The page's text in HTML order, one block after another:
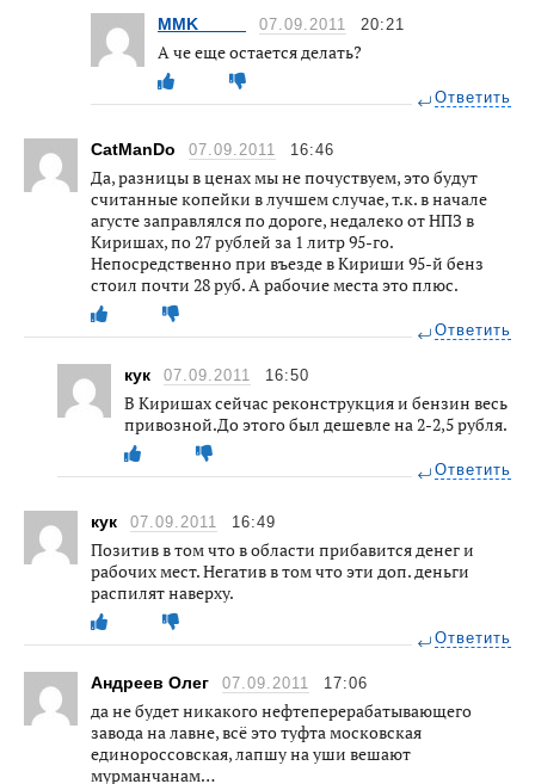
MMK_____ 07.09.2011 20:21
А че еще остается делать?
Ответить
CatManDo 07.09.2011 16:46
Да, разницы в ценах мы не почуствуем, это будут
считанные копейки в лучшем случае, т.к. в начале
агусте заправлялся по дороге, недалеко от НПЗ в
Киришах, по 27 рублей за 1 литр 95-го.
Непосредственно при въезде в Кириши 95-й бенз
стоил почти 28 руб. А рабочие места это плюс.
Ответить
кук 07.09.2011 16:50
В Киришах сейчас реконструкция и бензин весь
привозной.До этого был дешевле на 2-2,5 рубля.
Ответить
кук 07.09.2011 16:49
Позитив в том что в области прибавится денег и
рабочих мест. Негатив в том что эти доп. деньги
распилят наверху.
Ответить
Андреев Олег 07.09.2011 17:06
да не будет никакого нефтеперерабатывающего
завода на лавне, всё это туфта московская
единороссовская, лапшу на уши вешают
мурманчанам…